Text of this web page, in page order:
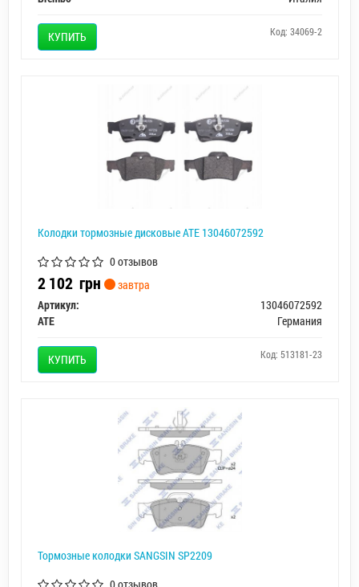
КУПИТЬ Код: 34069-2
Колодки тормозные дисковые ATE 13046072592
0 отзывов
2 102 грн
завтра
Артикул:
13046072592
ATE
Германия
КУПИТЬ Код: 513181-23
Тормозные колодки SANGSIN SP2209